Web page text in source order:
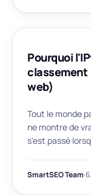
Pourquoi
classement
web)
Tout le monde
ne montre de
s'est passé
SmartSEO Team·